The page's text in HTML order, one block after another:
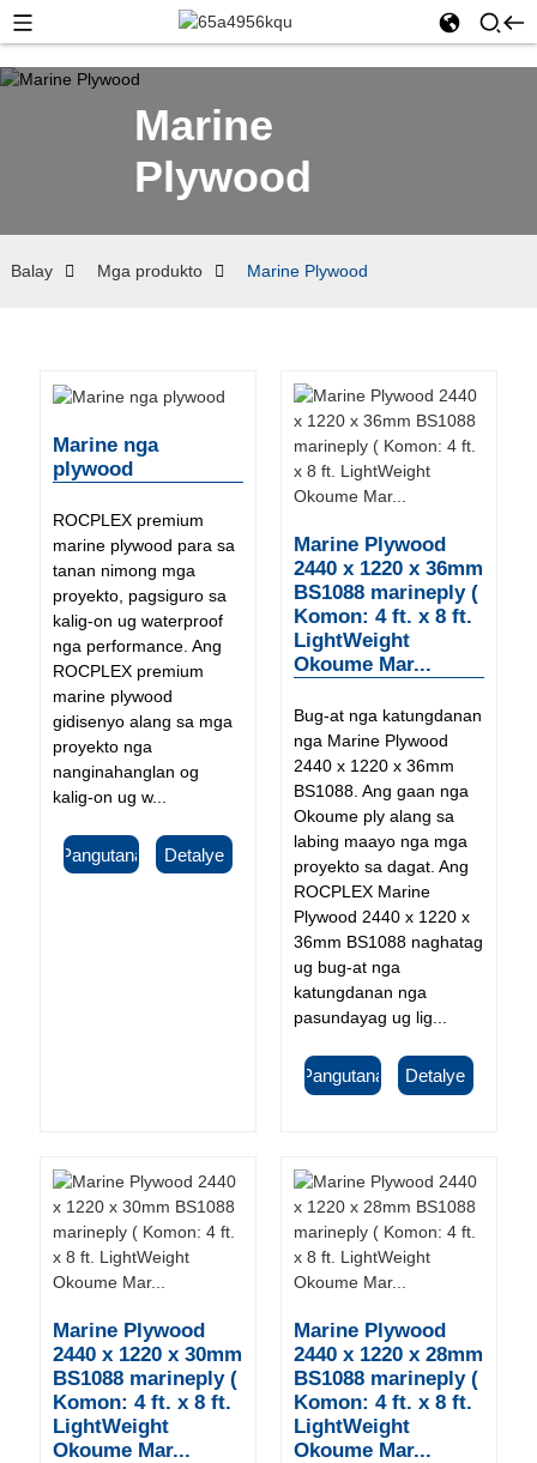
Marine
Plywood
Balay Mga produkto Marine Plywood
Marine nga
plywood
ROCPLEX premium
marine plywood para sa
tanan nimong mga
proyekto, pagsiguro sa
kalig-on ug waterproof
nga performance. Ang
ROCPLEX premium
marine plywood
gidisenyo alang sa mga
proyekto nga
nanginahanglan og
kalig-on ug w...
Pangutana Detalye
Marine Plywood
2440 x 1220 x 36mm
BS1088 marineply (
Komon: 4 ft. x 8 ft.
LightWeight
Okoume Mar...
Bug-at nga katungdanan
nga Marine Plywood
2440 x 1220 x 36mm
BS1088. Ang gaan nga
Okoume ply alang sa
labing maayo nga mga
proyekto sa dagat. Ang
ROCPLEX Marine
Plywood 2440 x 1220 x
36mm BS1088 naghatag
ug bug-at nga
katungdanan nga
pasundayag ug lig...
Pangutana Detalye
Marine Plywood
2440 x 1220 x 30mm
BS1088 marineply (
Komon: 4 ft. x 8 ft.
LightWeight
Okoume Mar...
Marine Plywood
2440 x 1220 x 28mm
BS1088 marineply (
Komon: 4 ft. x 8 ft.
LightWeight
Okoume Mar...